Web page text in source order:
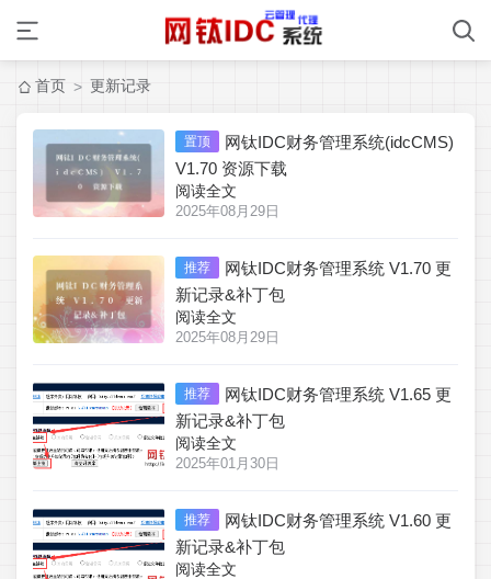
首页 > 更新记录
置顶
网钛IDC财务管理系统(idcCMS)
V1.70 资源下载
阅读全文
2025年08月29日
推荐
网钛IDC财务管理系统 V1.70 更
新记录&补丁包
阅读全文
2025年08月29日
推荐
网钛IDC财务管理系统 V1.65 更
新记录&补丁包
阅读全文
2025年01月30日
推荐
网钛IDC财务管理系统 V1.60 更
新记录&补丁包
阅读全文